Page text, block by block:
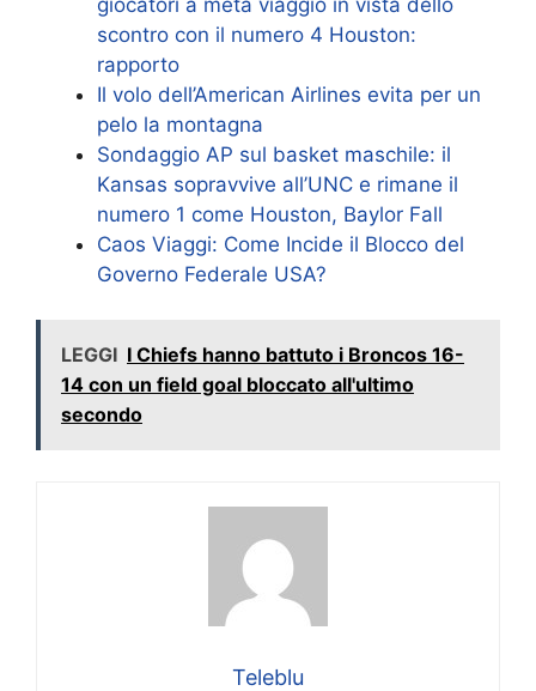
scontro con il numero 4 Houston:
rapporto
Il volo dell’American Airlines evita per un
pelo la montagna
Sondaggio AP sul basket maschile: il
Kansas sopravvive all’UNC e rimane il
numero 1 come Houston, Baylor Fall
Caos Viaggi: Come Incide il Blocco del
Governo Federale USA?
LEGGI I Chiefs hanno battuto i Broncos 16-
14 con un field goal bloccato all'ultimo
secondo
Teleblu